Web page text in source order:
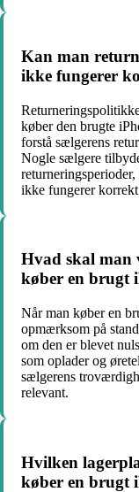
Kan man
ikke fungerer
køber den brugte
forstå sælgerens
Nogle sælgere
ikke fungerer
Hvad skal
køber en brugt
Når man køber en
opmærksom på
om den er blevet
som oplader og
sælgerens
relevant.
Hvilken
køber en brugt